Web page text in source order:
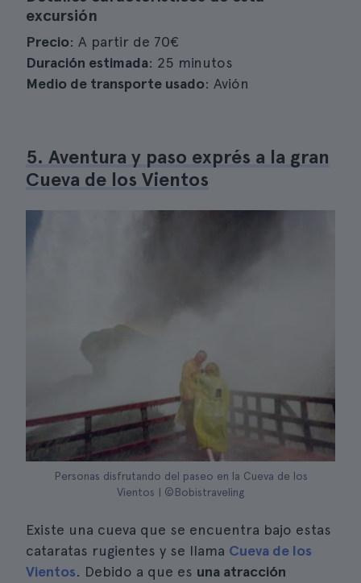
excursión
Precio: A partir de 70€
Duración estimada: 25 minutos
Medio de transporte usado: Avión
5. Aventura y paso exprés a la gran
Cueva de los Vientos
Personas disfrutando del paseo en la Cueva de los
Vientos | ©Bobistraveling
Existe una cueva que se encuentra bajo estas
cataratas rugientes y se llama Cueva de los
Vientos. Debido a que es una atracción